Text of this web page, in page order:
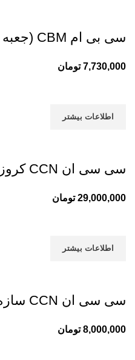
سی بی ام CBM (جعبه فیوز) کوییک کروز
7,730,000 تومان
اطلاعات بیشتر
سی سی ان CCN کروز سمند و رانا
29,000,000 تومان
اطلاعات بیشتر
سی سی ان CCN سازه پویش سمند و دنا
8,000,000 تومان